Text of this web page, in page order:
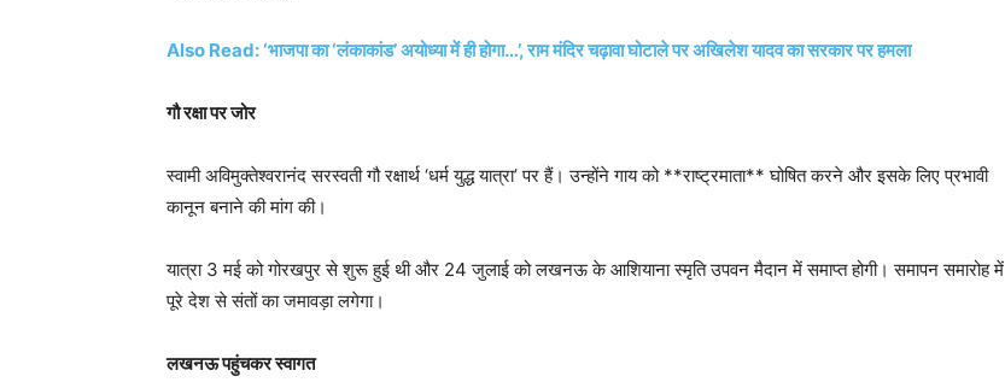
Also Read: ‘भाजपा का ‘लंकाकांड’ अयोध्या में ही होगा…’, राम मंदिर चढ़ावा घोटाले पर अखिलेश यादव का सरकार पर हमला
गौ रक्षा पर जोर
स्वामी अविमुक्तेश्वरानंद सरस्वती गौ रक्षार्थ ‘धर्म युद्ध यात्रा’ पर हैं। उन्होंने गाय को **राष्ट्रमाता** घोषित करने और इसके लिए प्रभावी
कानून बनाने की मांग की।
यात्रा 3 मई को गोरखपुर से शुरू हुई थी और 24 जुलाई को लखनऊ के आशियाना स्मृति उपवन मैदान में समाप्त होगी। समापन समारोह में
पूरे देश से संतों का जमावड़ा लगेगा।
लखनऊ पहुंचकर स्वागत